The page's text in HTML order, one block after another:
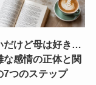
だけど母は好き…
な感情の正体と関
7つのステップ